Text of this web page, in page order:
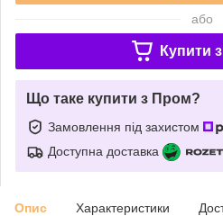
або
Купити з
Що таке купити з Пром?
Замовлення під захистом
Доступна доставка
Опис Характеристики